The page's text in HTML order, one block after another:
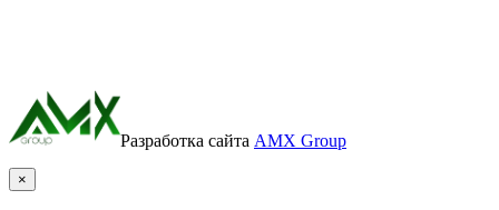
Разработка сайта AMX Group
×